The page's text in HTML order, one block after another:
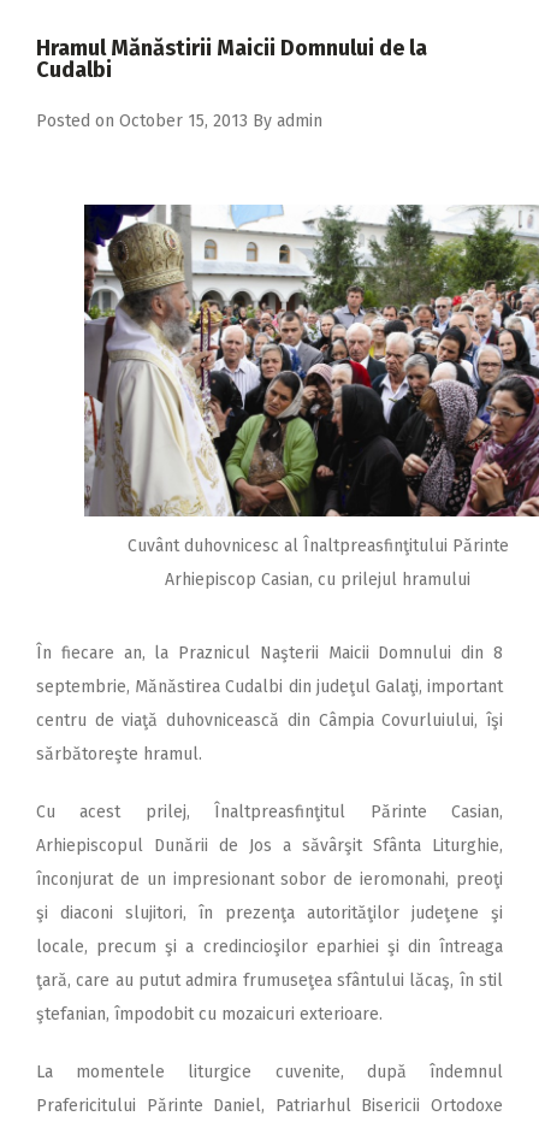
2017
Hramul Mănăstirii Maicii Domnului de la
Cudalbi
Posted on October 15, 2013 By admin
Cuvânt duhovnicesc al Înaltpreasfinţitului Părinte
Arhiepiscop Casian, cu prilejul hramului
În fiecare an, la Praznicul Naşterii Maicii Domnului din 8
septembrie, Mănăstirea Cudalbi din judeţul Galaţi, important
centru de viaţă duhovnicească din Câmpia Covurluiului, îşi
sărbătoreşte hramul.
Cu acest prilej, Înaltpreasfinţitul Părinte Casian,
Arhiepiscopul Dunării de Jos a săvârşit Sfânta Liturghie,
înconjurat de un impresionant sobor de ieromonahi, preoţi
şi diaconi slujitori, în prezenţa autorităţilor judeţene şi
locale, precum şi a credincioşilor eparhiei şi din întreaga
ţară, care au putut admira frumuseţea sfântului lăcaş, în stil
ştefanian, împodobit cu mozaicuri exterioare.
La momentele liturgice cuvenite, după îndemnul
Prafericitului Părinte Daniel, Patriarhul Bisericii Ortodoxe